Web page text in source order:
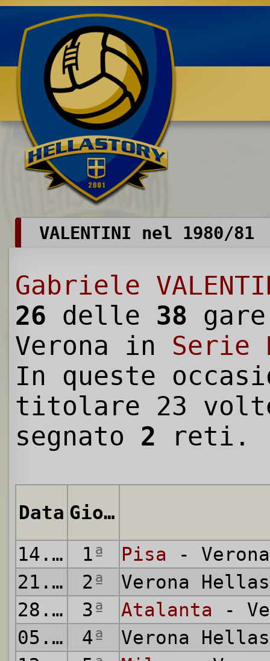
Benvenuti su HELLASTORY.net
VALENTINI nel 1980/81
Gabriele
26 delle 38
Verona in Serie
In queste
titolare 23
segnato 2 reti.
Data
Giornata
14.09.1980
1ª Pisa -
21.09.1980
2ª
Verona
28.09.1980
3ª Atalanta -
05.10.1980
4ª
Verona